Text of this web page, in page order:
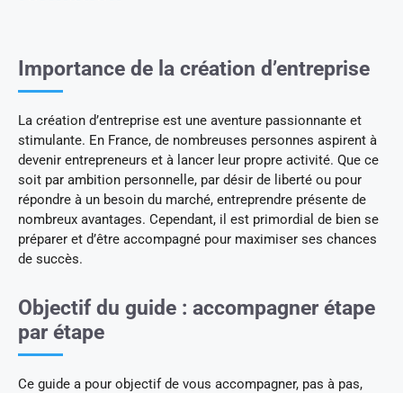
Importance de la création d’entreprise
La création d’entreprise est une aventure passionnante et
stimulante. En France, de nombreuses personnes aspirent à
devenir entrepreneurs et à lancer leur propre activité. Que ce
soit par ambition personnelle, par désir de liberté ou pour
répondre à un besoin du marché, entreprendre présente de
nombreux avantages. Cependant, il est primordial de bien se
préparer et d’être accompagné pour maximiser ses chances
de succès.
Objectif du guide : accompagner étape
par étape
Ce guide a pour objectif de vous accompagner, pas à pas,